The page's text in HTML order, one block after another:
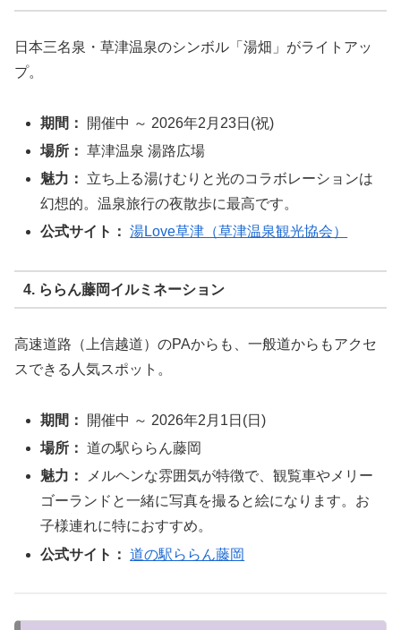
日本三名泉・草津温泉のシンボル「湯畑」がライトアッ
プ。
期間：
開催中 ～ 2026年2月23日(祝)
場所： 草津温泉 湯路広場
魅力：
立ち上る湯けむりと光のコラボレーションは
幻想的。温泉旅行の夜散歩に最高です。
公式サイト： 湯Love草津（草津温泉観光協会）
4. ららん藤岡イルミネーション
高速道路（上信越道）のPAからも、一般道からもアクセ
スできる人気スポット。
期間：
開催中 ～ 2026年2月1日(日)
場所： 道の駅ららん藤岡
魅力：
メルヘンな雰囲気が特徴で、観覧車やメリー
ゴーランドと一緒に写真を撮ると絵になります。お
子様連れに特におすすめ。
公式サイト： 道の駅ららん藤岡